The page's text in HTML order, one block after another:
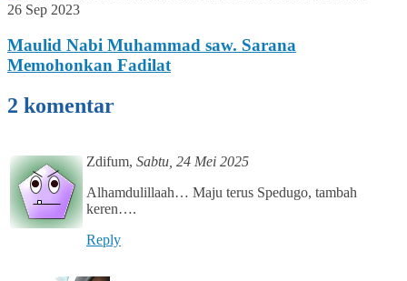
26 Sep 2023
Maulid Nabi Muhammad saw. Sarana
Memohonkan Fadilat
2 komentar
Zdifum, Sabtu, 24 Mei 2025
Alhamdulillaah… Maju terus Spedugo, tambah
keren….
Reply